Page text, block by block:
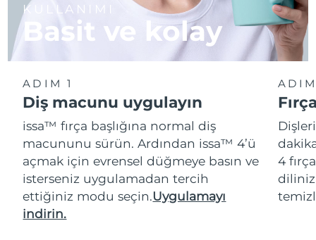
KULLANIMI
Basit ve kolay
ADIM 1
Diş macunu uygulayın
issa™ fırça başlığına normal diş
macununu sürün. Ardından issa™ 4’ü
açmak için evrensel düğmeye basın ve
isterseniz uygulamadan tercih
ettiğiniz modu seçin.Uygulamayı
indirin.
4